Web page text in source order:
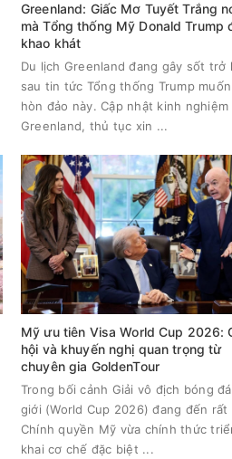
Greenland: Giấc Mơ Tuyết Trắng
mà Tổng thống Mỹ Donald Trump
khao khát
Du lịch Greenland đang gây sốt trở
sau tin tức Tổng thống Trump
hòn đảo này. Cập nhật kinh nghiệm
Greenland, thủ tục xin ...
Mỹ ưu tiên Visa World Cup 2026:
hội và khuyến nghị quan trọng từ
chuyên gia GoldenTour
Trong bối cảnh Giải vô địch bóng
giới (World Cup 2026) đang đến rất
Chính quyền Mỹ vừa chính thức
khai cơ chế đặc biệt ...